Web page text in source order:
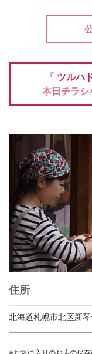
「 ツルハ
本日チラシ
住所
北海道札幌市北区新